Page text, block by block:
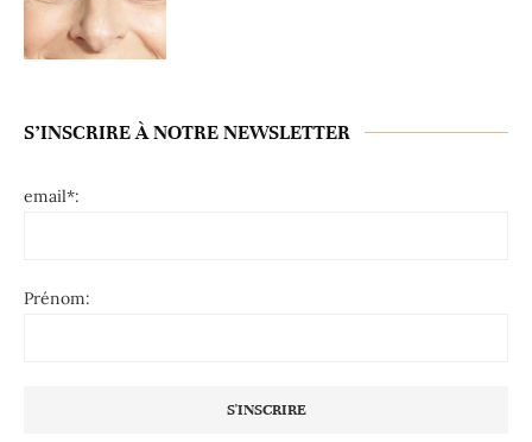
S’INSCRIRE À NOTRE NEWSLETTER
email*:
Prénom: